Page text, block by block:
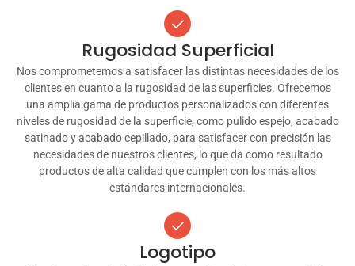
Rugosidad Superficial
Nos comprometemos a satisfacer las distintas necesidades de los
clientes en cuanto a la rugosidad de las superficies. Ofrecemos
una amplia gama de productos personalizados con diferentes
niveles de rugosidad de la superficie, como pulido espejo, acabado
satinado y acabado cepillado, para satisfacer con precisión las
necesidades de nuestros clientes, lo que da como resultado
productos de alta calidad que cumplen con los más altos
estándares internacionales.
Logotipo